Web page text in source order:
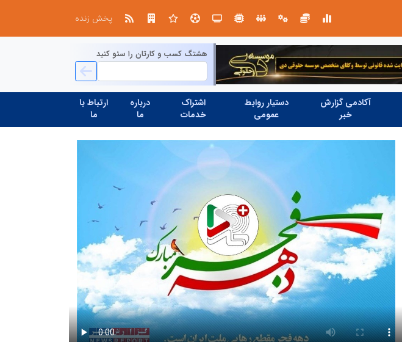
پخش زنده
هشتگ کسب و کارتان را سئو کنید
آکادمی گزارش
خبر
دستیار روابط
عمومی
اشتراک
خدمات
درباره
ما
ارتباط با
ما